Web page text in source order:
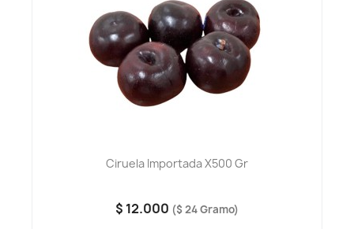
Ciruela Importada X500 Gr
$ 12.000 ($ 24 Gramo)